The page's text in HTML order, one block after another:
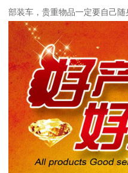
部装车，贵重物品一定要自己随